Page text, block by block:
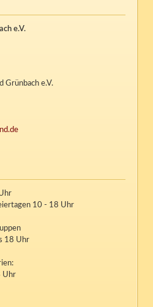
e.V.
Grünbach e.V.
10 - 18 Uhr
18 Uhr
Uhr